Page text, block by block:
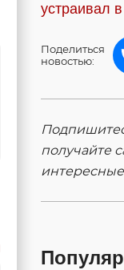
устраивал
Поделиться
новостью:
получайте